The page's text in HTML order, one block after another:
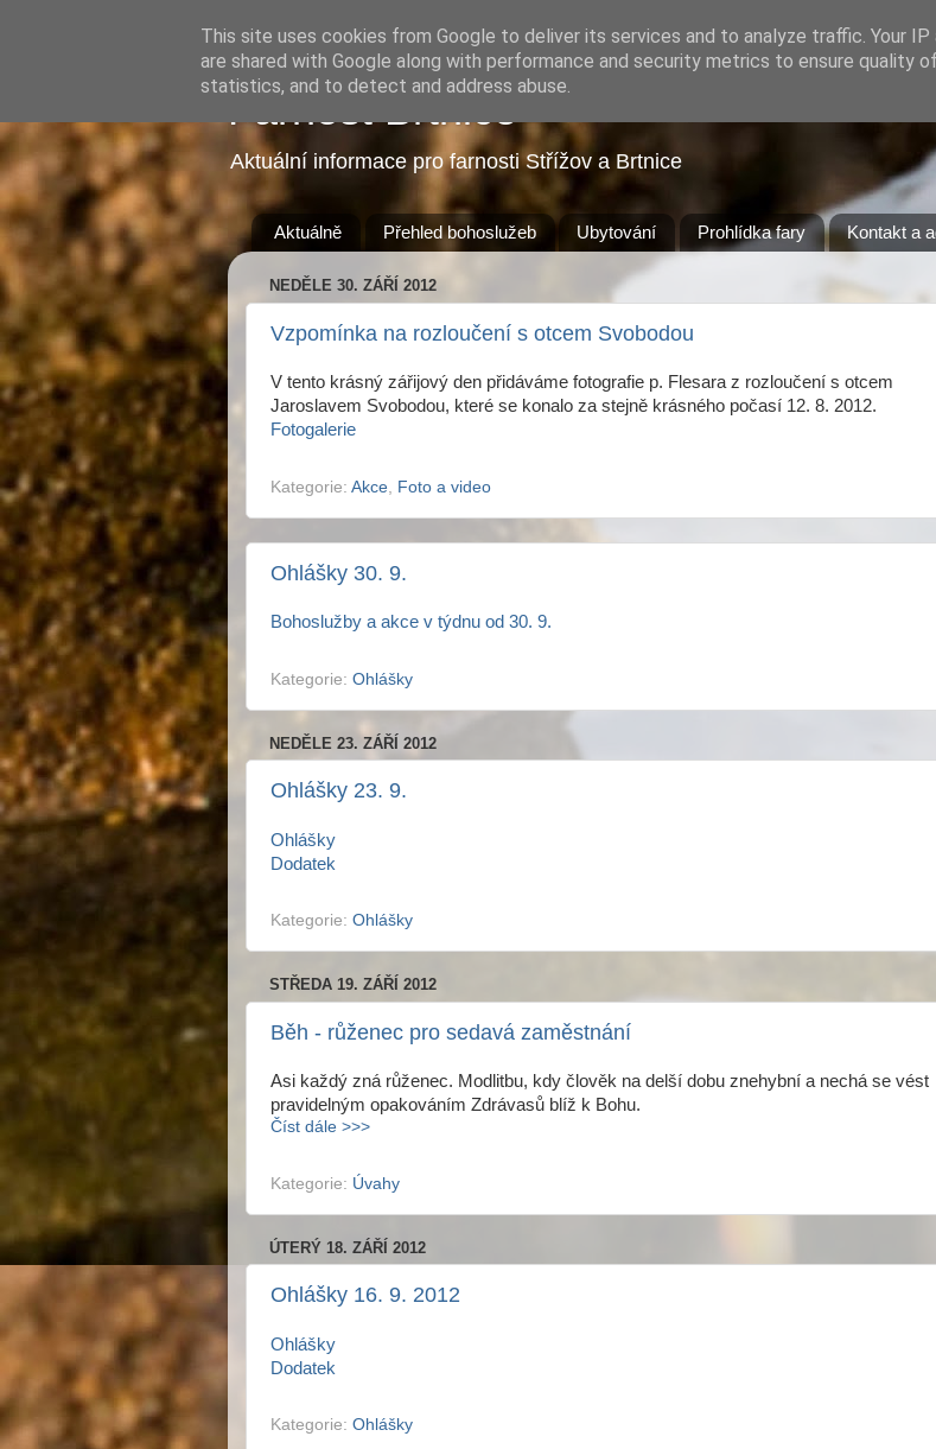
Farnost Brtnice
Aktuální informace pro farnosti Střížov a Brtnice
Aktuálně Přehled bohoslužeb Ubytování Prohlídka fary Kontakt a
NEDĚLE 30. ZÁŘÍ 2012
Vzpomínka na rozloučení s otcem Svobodou
V tento krásný zářijový den přidáváme fotografie p. Flesara z rozloučení s otcem
Jaroslavem Svobodou, které se konalo za stejně krásného počasí 12. 8. 2012.
Fotogalerie
Kategorie: Akce Foto a video
Ohlášky 30. 9.
Bohoslužby a akce v týdnu od 30. 9.
Kategorie: Ohlášky
NEDĚLE 23. ZÁŘÍ 2012
Ohlášky 23. 9.
Ohlášky
Dodatek
Kategorie: Ohlášky
STŘEDA 19. ZÁŘÍ 2012
Běh - růženec pro sedavá zaměstnání
Asi každý zná růženec. Modlitbu, kdy člověk na delší dobu znehybní a nechá se vést
pravidelným opakováním Zdrávasů blíž k Bohu.
Číst dále >>>
Kategorie: Úvahy
ÚTERÝ 18. ZÁŘÍ 2012
Ohlášky 16. 9. 2012
Ohlášky
Dodatek
Kategorie: Ohlášky
This site uses cookies from Google to deliver its services and to analyze traffic. Your IP
are shared with Google along with performance and security metrics to ensure quality
statistics, and to detect and address abuse.